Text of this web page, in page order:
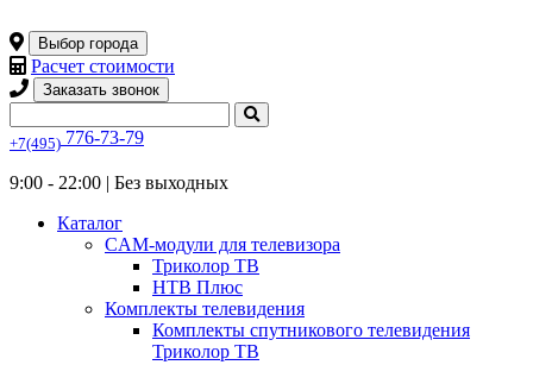
Выбор города
Расчет стоимости
Заказать звонок
+7(495) 776-73-79
9:00 - 22:00 | Без выходных
Каталог
CAM-модули для телевизора
Триколор ТВ
НТВ Плюс
Комплекты телевидения
Комплекты спутникового телевидения
Триколор ТВ